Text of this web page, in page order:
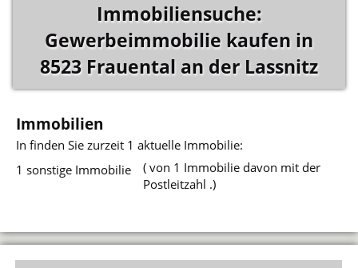
Immobiliensuche:
Gewerbeimmobilie kaufen in
8523 Frauental an der Lassnitz
Immobilien
Infinden Sie zurzeit 1 aktuelle Immobilie:
1 sonstige Immobilie
( von 1 Immobilie davon mit der
Postleitzahl .)